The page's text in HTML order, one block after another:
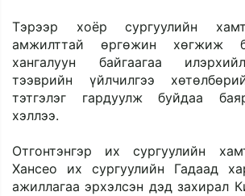
Тэрээр хоёр сургуулийн
амжилттай өргөжин хөгжиж
хангалуун байгаагаа
тээврийн үйлчилгээ
тэтгэлэг гардуулж буйдаа
хэллээ.
Отгонтэнгэр их сургуулийн
Хансео их сургуулийн Гадаад
ажиллагаа эрхэлсэн дэд захирал